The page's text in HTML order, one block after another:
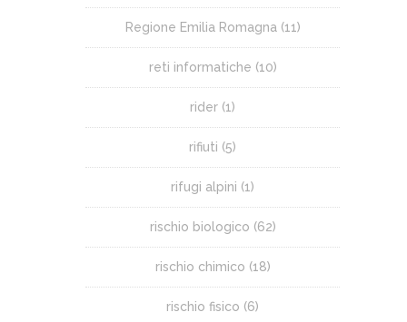
Regione Emilia Romagna(11)
reti informatiche (10)
rider (1)
rifiuti (5)
rifugi alpini (1)
rischio biologico (62)
rischio chimico (18)
rischio fisico (6)